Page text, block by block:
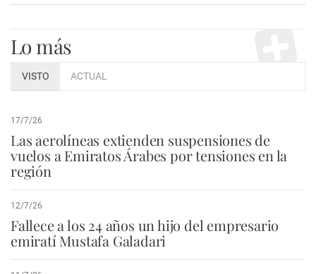
Lo más
VISTO ACTUAL
17/7/26
Las aerolíneas extienden suspensiones de
vuelos a Emiratos Árabes por tensiones en la
región
12/7/26
Fallece a los 24 años un hijo del empresario
emiratí Mustafa Galadari